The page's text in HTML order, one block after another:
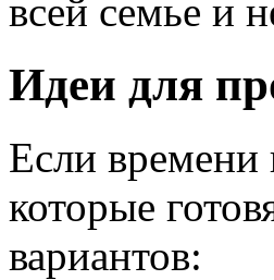
всей семье и
Идеи для
Если времени
которые
вариантов: